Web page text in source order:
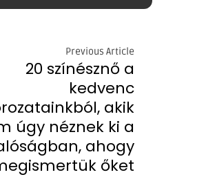
Previous Article
20 színésznő a
kedvenc
akik
úgy néznek ki a
ahogy
őket